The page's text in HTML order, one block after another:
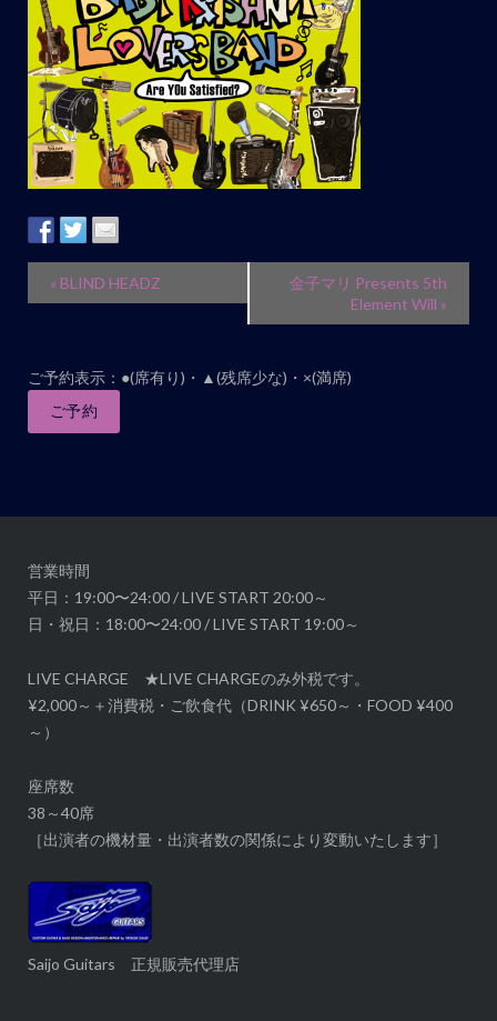
ベ
ト
ナ
ビ
シ
ン
« BLIND HEADZ
金子マリ Presents 5th
Element Will »
ご予約表示：●(席有り)・▲(残席少な)・×(満席)
ご予約
営業時間
平日：19:00〜24:00 / LIVE START 20:00～
日・祝日：18:00〜24:00 / LIVE START 19:00～
LIVE CHARGE ★LIVE CHARGEのみ外税です。
¥2,000～＋消費税・ご飲食代（DRINK ¥650～・FOOD ¥400
～）
座席数
38～40席
［出演者の機材量・出演者数の関係により変動いたします］
Saijo Guitars 正規販売代理店